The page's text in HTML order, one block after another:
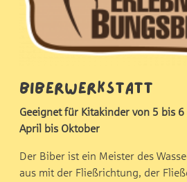
Biberwerkstatt
Geeignet für Kitakinder von 5 bis
April bis Oktober
Der Biber ist ein Meister des
aus mit der Fließrichtung, der